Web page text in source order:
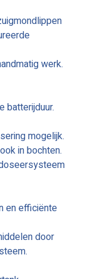
werk.
batterijduur.
mogelijk.
in bochten.
en efficiënte
door